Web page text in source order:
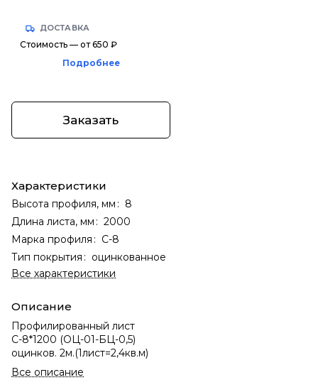
ДОСТАВКА
Стоимость — от 650 ₽
Подробнее
Заказать
Характеристики
Высота профиля, мм : 8
Длина листа, мм : 2000
Марка профиля : С-8
Тип покрытия : оцинкованное
Все характеристики
Описание
Профилированный лист
С-8*1200 (ОЦ-01-БЦ-0,5)
оцинков. 2м.(1лист=2,4кв.м)
Все описание